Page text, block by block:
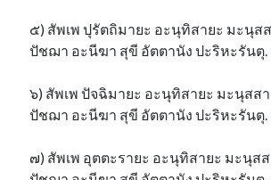
๕) สัพเพ ปุรัตถิมายะ อะนุทิสายะ มะนุสส
ปัชฌา อะนีฆา สุขี อัตตานัง ปะริหะรันตุ.
๖) สัพเพ ปัจฉิมายะ อะนุทิสายะ มะนุสสา
ปัชฌา อะนีฆา สุขี อัตตานัง ปะริหะรันตุ.
๗) สัพเพ อุตตะรายะ อะนุทิสายะ มะนุสส